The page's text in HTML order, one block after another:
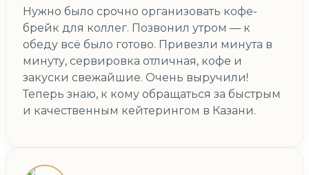
Нужно было срочно организовать кофе-
брейк для коллег. Позвонил утром — к
обеду всё было готово. Привезли минута в
минуту, сервировка отличная, кофе и
закуски свежайшие. Очень выручили!
Теперь знаю, к кому обращаться за быстрым
и качественным кейтерингом в Казани.